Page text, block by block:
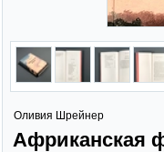
Оливия Шрейнер
Африканская